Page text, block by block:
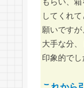
してくれ
願いですが
大手な分
印象的でし